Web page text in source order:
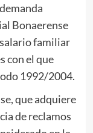
Bonaerense
familiar
con el que
1992/2004.
que adquiere
de reclamos